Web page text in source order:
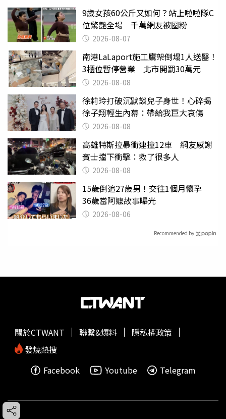
9歲女孩60公斤又如何？站上啦啦隊C
位驚艷全場 千萬網友被圈粉
2026-08-07
南港LaLaport施工鷹架倒塌1人送醫！
3櫃位暫停營業 北市開罰30萬元
2026-08-08
徐莉玲打破沉默談兒子身世！心碎揭
徐子翔輕生內幕：帶給我巨大哀傷
2026-08-08
高雄特斯拉暴衝連撞12車 網友感謝
賓士擋下衝擊：救了很多人
2026-08-08
15歲倒追27歲男！交往1個月懷孕
36歲當阿嬤故事曝光
2026-08-06
Recommended by
關於CTWANT 聯繫&爆料
隱私權政策
發燒熱搜
Facebook
Youtube Telegram